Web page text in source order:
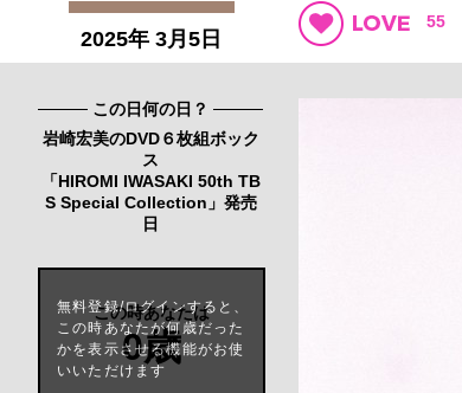
2025年 3月5日
55
この日何の日？
岩崎宏美のDVD６枚組ボック
ス
「HIROMI IWASAKI 50th TB
S Special Collection」発売
日
この時あなたは
0歳
無料登録/ログインすると、
この時あなたが何歳だった
かを表示させる機能がお使
いいただけます